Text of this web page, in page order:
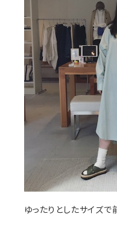
ゆったりとしたサイズで